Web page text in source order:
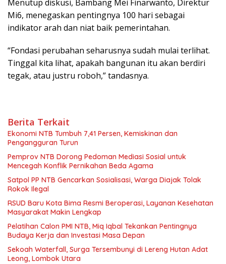
Menutup diskusi, Bambang Mei Finarwanto, Direktur
Mi6, menegaskan pentingnya 100 hari sebagai
indikator arah dan niat baik pemerintahan.
“Fondasi perubahan seharusnya sudah mulai terlihat.
Tinggal kita lihat, apakah bangunan itu akan berdiri
tegak, atau justru roboh,” tandasnya.
Berita Terkait
Ekonomi NTB Tumbuh 7,41 Persen, Kemiskinan dan
Pengangguran Turun
Pemprov NTB Dorong Pedoman Mediasi Sosial untuk
Mencegah Konflik Pernikahan Beda Agama
Satpol PP NTB Gencarkan Sosialisasi, Warga Diajak Tolak
Rokok Ilegal
RSUD Baru Kota Bima Resmi Beroperasi, Layanan Kesehatan
Masyarakat Makin Lengkap
Pelatihan Calon PMI NTB, Miq Iqbal Tekankan Pentingnya
Budaya Kerja dan Investasi Masa Depan
Sekoah Waterfall, Surga Tersembunyi di Lereng Hutan Adat
Leong, Lombok Utara